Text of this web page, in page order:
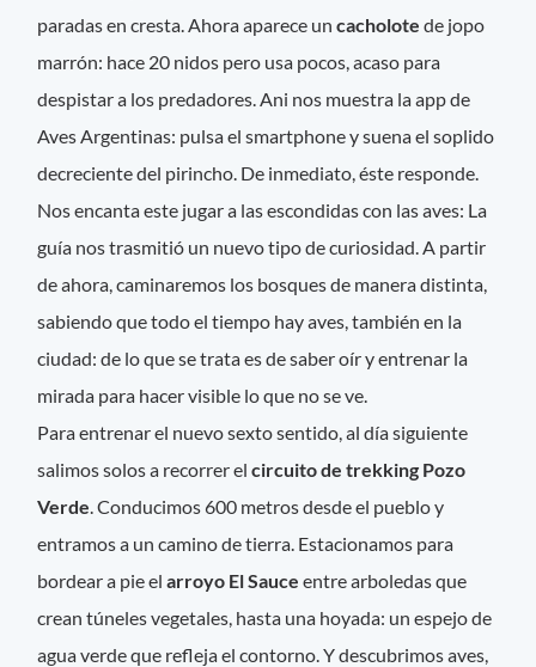
paradas en cresta. Ahora aparece uncacholotede jopo
marrón: hace 20 nidos pero usa pocos, acaso para
despistar a los predadores. Ani nos muestra la app de
Aves Argentinas: pulsa el smartphone y suena el soplido
decreciente del pirincho. De inmediato, éste responde.
Nos encanta este jugar a las escondidas con las aves: La
guía nos trasmitió un nuevo tipo de curiosidad. A partir
de ahora, caminaremos los bosques de manera distinta,
sabiendo que todo el tiempo hay aves, también en la
ciudad: de lo que se trata es de saber oír y entrenar la
mirada para hacer visible lo que no se ve.
Para entrenar el nuevo sexto sentido, al día siguiente
salimos solos a recorrer elcircuito de trekking Pozo
Verde. Conducimos 600 metros desde el pueblo y
entramos a un camino de tierra. Estacionamos para
bordear a pie el arroyo El Sauce entre arboledas que
crean túneles vegetales, hasta una hoyada: un espejo de
agua verde que refleja el contorno. Y descubrimos aves,